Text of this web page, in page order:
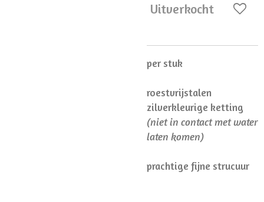
Uitverkocht
per stuk
roestvrijstalen
zilverkleurige ketting
(niet in contact met water
laten komen)
prachtige fijne strucuur